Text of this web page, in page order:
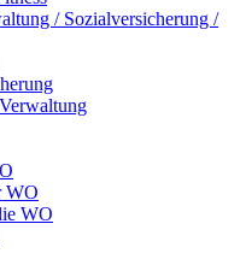
/ Sozialversicherung /
WO
WO